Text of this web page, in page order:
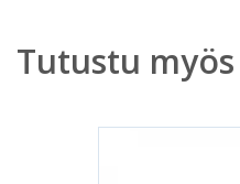
Tutustu myös